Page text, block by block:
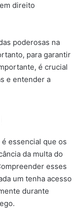
direito
poderosas na
para garantir
é crucial
e entender a
essencial que os
da multa do
esses
um tenha acesso
durante